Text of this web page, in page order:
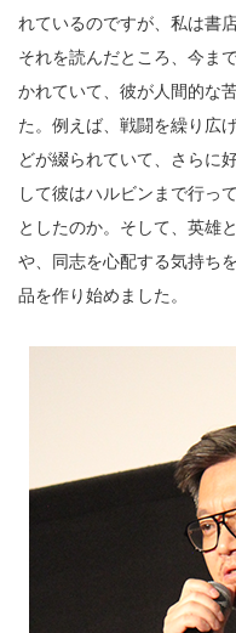
れているのですが、私は書
それを読んだところ、今ま
かれていて、彼が人間的な
た。例えば、戦闘を繰り広
どが綴られていて、さらに
して彼はハルビンまで行っ
としたのか。そして、英雄
や、同志を心配する気持ち
品を作り始めました。